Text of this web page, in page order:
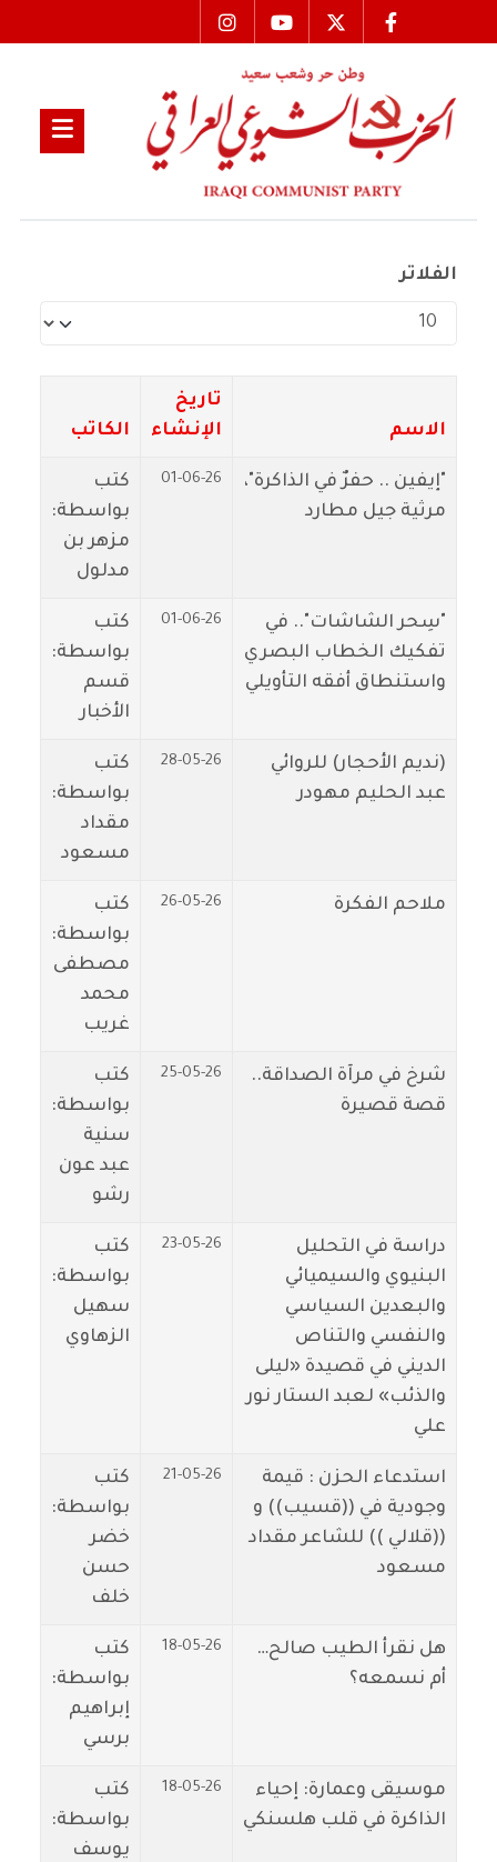
الفلاتر
عدد الإظهارات:
الاسم
تاريخ
الإنشاء
الكاتب
"إيفين .. حفرٌ في الذاكرة"،
مرثية جيل مطارد
01-06-26
كتب
بواسطة:
مزهر بن
مدلول
"سِحر الشاشات".. في
تفكيك الخطاب البصري
واستنطاق أفقه التأويلي
01-06-26
كتب
بواسطة:
قسم
الأخبار
(نديم الأحجار) للروائي
عبد الحليم مهودر
28-05-26
كتب
بواسطة:
مقداد
مسعود
ملاحم الفكرة 26-05-26
كتب
بواسطة:
مصطفى
محمد
غريب
شرخ في مرآة الصداقة..
قصة قصيرة
25-05-26
كتب
بواسطة:
سنية
عبد عون
رشو
دراسة في التحليل
البنيوي والسيميائي
والبعدين السياسي
والنفسي والتناص
الديني في قصيدة «ليلى
والذئب» لعبد الستار نور
علي
23-05-26
كتب
بواسطة:
سهيل
الزهاوي
استدعاء الحزن : قيمة
وجودية في ((قسيب)) و
((قلالي )) للشاعر مقداد
مسعود
21-05-26
كتب
بواسطة:
خضر
حسن
خلف
هل نقرأ الطيب صالح…
أم نسمعه؟
18-05-26
كتب
بواسطة:
إبراهيم
برسي
موسيقى وعمارة: إحياء
الذاكرة في قلب هلسنكي
18-05-26
كتب
بواسطة:
يوسف